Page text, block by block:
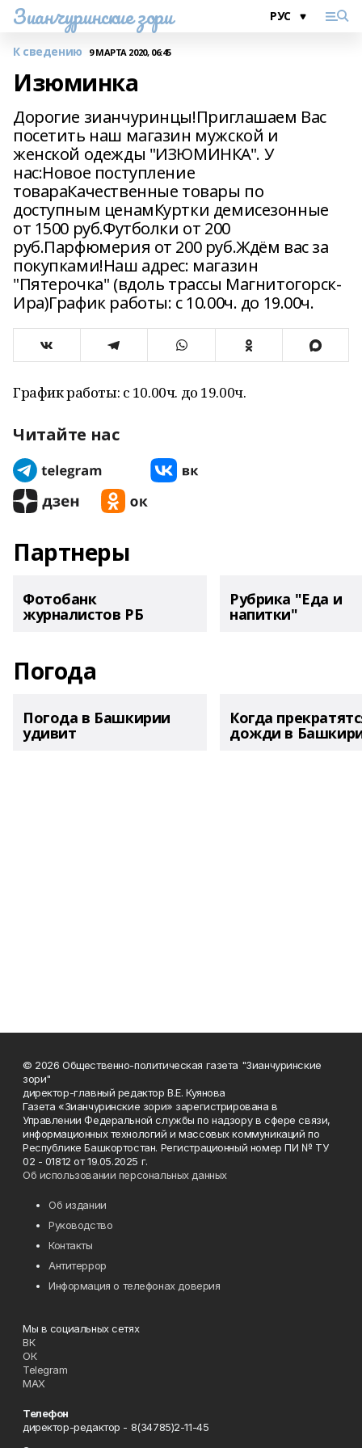
Зианчуринские зори
К сведению 9 МАРТА 2020, 06:45
Изюминка
Дорогие зианчуринцы!Приглашаем Вас
посетить наш магазин мужской и
женской одежды "ИЗЮМИНКА". У
нас:Новое поступление
товараКачественные товары по
доступным ценамКуртки демисезонные
от 1500 руб.Футболки от 200
руб.Парфюмерия от 200 руб.Ждём вас за
покупками!Наш адрес: магазин
"Пятерочка" (вдоль трассы Магнитогорск-
Ира)График работы: с 10.00ч. до 19.00ч.
График работы: с 10.00ч. до 19.00ч.
Читайте нас
Партнеры
Фотобанк
журналистов РБ
Рубрика "Еда и
напитки"
Погода
Погода в Башкирии
удивит
Когда
дожди в
© 2026 Общественно-политическая газета "Зианчуринские
зори"
директор-главный редактор В.Е. Куянова
Газета «Зианчуринские зори» зарегистрирована в
Управлении Федеральной службы по надзору в сфере связи,
информационных технологий и массовых коммуникаций по
Республике Башкортостан. Регистрационный номер ПИ № ТУ
02 - 01812 от 19.05.2025 г.
Об использовании персональных данных
Об издании
Руководство
Контакты
Антитеррор
Информация о телефонах доверия
Мы в социальных сетях
ВК
ОК
Telegram
MAX
Телефон
директор-редактор - 8(34785)2-11-45